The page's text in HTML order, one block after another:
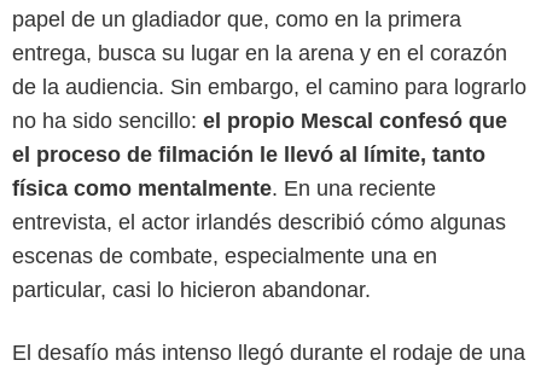
papel de un gladiador que, como en la primera
entrega, busca su lugar en la arena y en el corazón
de la audiencia. Sin embargo, el camino para lograrlo
no ha sido sencillo: el propio Mescal confesó que
el proceso de filmación le llevó al límite, tanto
física como mentalmente. En una reciente
entrevista, el actor irlandés describió cómo algunas
escenas de combate, especialmente una en
particular, casi lo hicieron abandonar.
El desafío más intenso llegó durante el rodaje de una